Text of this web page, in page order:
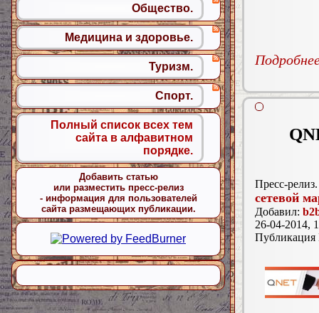
Пресс-релиз.
сетевой
Добавил:
26-04-2014,
Общество.
Медицина и здоровье.
Туризм.
Спорт.
Полный список всех тем
сайта в алфавитном
порядке.
Добавить статью
или разместить пресс-релиз
- информация для пользователей
сайта размещающих публикации.